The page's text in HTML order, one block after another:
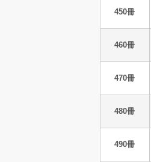
450冊
460冊
470冊
480冊
490冊